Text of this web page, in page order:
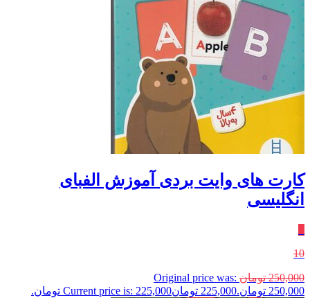
کارت های وایت بردی آموزش الفبای
انگلیسی
10
250,000 تومان Original price was:
250,000 تومان.
225,000 تومانCurrent price is: 225,000 تومان.